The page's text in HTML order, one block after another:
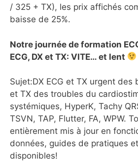
/ 325 + TX), les prix affichés
baisse de 25%.
Notre journée de formation
ECG, DX et TX: VITE… et lent
Sujet:DX ECG et TX urgent des
et TX des troubles du
systémiques, HyperK, Tachy
TSVN, TAP, Flutter, FA, WPW.
entièrement mis à jour en
données, guides de pratiques
disponibles!